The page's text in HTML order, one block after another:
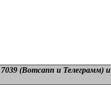
(Вотсапп и Телеграмм) и